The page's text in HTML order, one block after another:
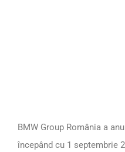
BMW Group România a
începând cu 1 septembrie